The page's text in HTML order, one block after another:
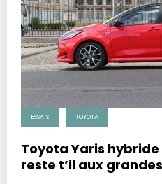
ESSAIS TOYOTA
Toyota Yaris hybride 116
reste t’il aux